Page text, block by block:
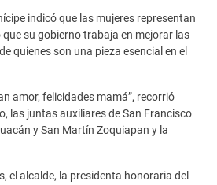
indicó que las mujeres representan
su gobierno trabaja en mejorar las
quienes son una pieza esencial en el
amor, felicidades mamá”, recorrió
las juntas auxiliares de San Francisco
y San Martín Zoquiapan y la
el alcalde, la presidenta honoraria del